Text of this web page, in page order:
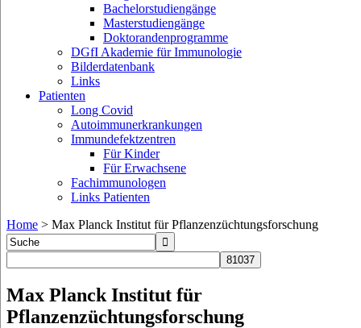
Bachelorstudiengänge
Masterstudiengänge
Doktorandenprogramme
DGfI Akademie für Immunologie
Bilderdatenbank
Links
Patienten
Long Covid
Autoimmunerkrankungen
Immundefektzentren
Für Kinder
Für Erwachsene
Fachimmunologen
Links Patienten
Home > Max Planck Institut für Pflanzenzüchtungsforschung
Max Planck Institut für
Pflanzenzüchtungsforschung